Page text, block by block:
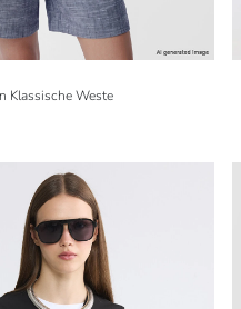
Klassische Weste